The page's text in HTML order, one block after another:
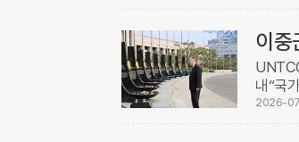
이중
내“국
을 맞
2026-